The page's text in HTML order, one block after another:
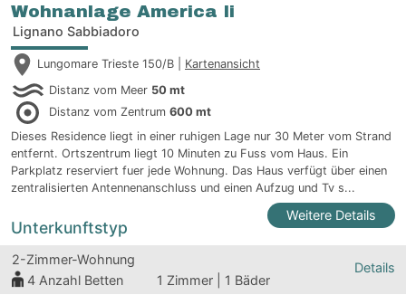
Wohnanlage America Ii
Lignano Sabbiadoro
Lungomare Trieste 150/B | Kartenansicht
Distanz vom Meer 50 mt
Distanz vom Zentrum 600 mt
Dieses Residence liegt in einer ruhigen Lage nur 30 Meter vom Strand
entfernt. Ortszentrum liegt 10 Minuten zu Fuss vom Haus. Ein
Parkplatz reserviert fuer jede Wohnung. Das Haus verfügt über einen
zentralisierten Antennenanschluss und einen Aufzug und Tv s...
Weitere Details
Unterkunftstyp
2-Zimmer-Wohnung
4 Anzahl Betten 1 Zimmer | 1 Bäder
Details